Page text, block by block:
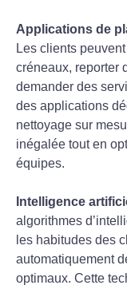
Applications de
Les clients
créneaux, reporter
demander des
des applications
nettoyage sur
inégalée tout en
équipes.
Intelligence
algorithmes
les habitudes des
automatiquement
optimaux. Cette